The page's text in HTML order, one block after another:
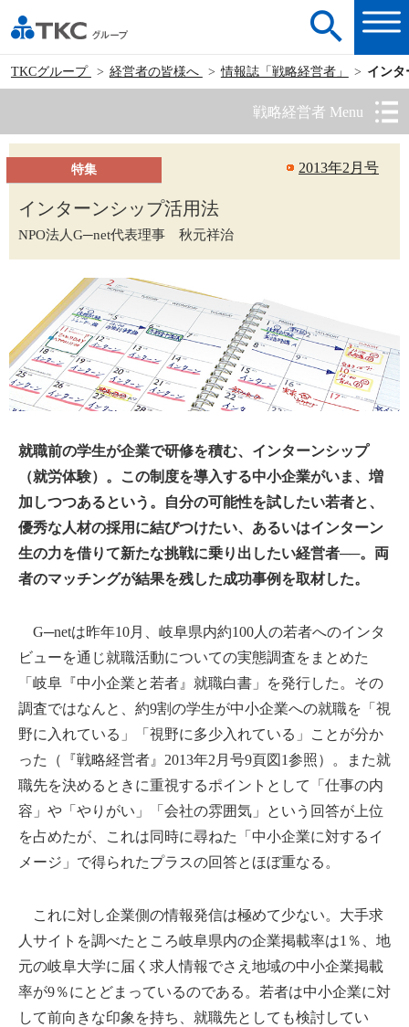
TKCグループ 経営者の皆様へ 情報誌「戦略経営者」 インタ
戦略経営者 Menu
2013年2月号
特集
インターンシップ活用法
NPO法人G─net代表理事 秋元祥治
就職前の学生が企業で研修を積む、インターンシップ
（就労体験）。この制度を導入する中小企業がいま、増
加しつつあるという。自分の可能性を試したい若者と、
優秀な人材の採用に結びつけたい、あるいはインターン
生の力を借りて新たな挑戦に乗り出したい経営者──。両
者のマッチングが結果を残した成功事例を取材した。
G─netは昨年10月、岐阜県内約100人の若者へのインタ
ビューを通じ就職活動についての実態調査をまとめた
「岐阜『中小企業と若者』就職白書」を発行した。その
調査ではなんと、約9割の学生が中小企業への就職を「視
野に入れている」「視野に多少入れている」ことが分か
った（『戦略経営者』2013年2月号9頁図1参照）。また就
職先を決めるときに重視するポイントとして「仕事の内
容」や「やりがい」「会社の雰囲気」という回答が上位
を占めたが、これは同時に尋ねた「中小企業に対するイ
メージ」で得られたプラスの回答とほぼ重なる。
これに対し企業側の情報発信は極めて少ない。大手求
人サイトを調べたところ岐阜県内の企業掲載率は1％、地
元の岐阜大学に届く求人情報でさえ地域の中小企業掲載
率が9％にとどまっているのである。若者は中小企業に対
して前向きな印象を持ち、就職先としても検討してい